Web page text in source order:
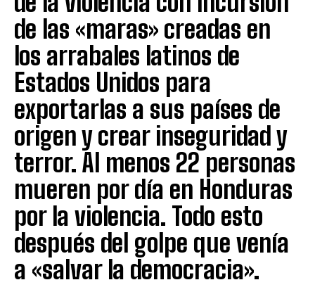
de las «maras» creadas en
los arrabales latinos de
Estados Unidos para
exportarlas a sus países de
origen y crear inseguridad y
terror. Al menos 22 personas
mueren por día en Honduras
por la violencia. Todo esto
después del golpe que venía
a «salvar la democracia».